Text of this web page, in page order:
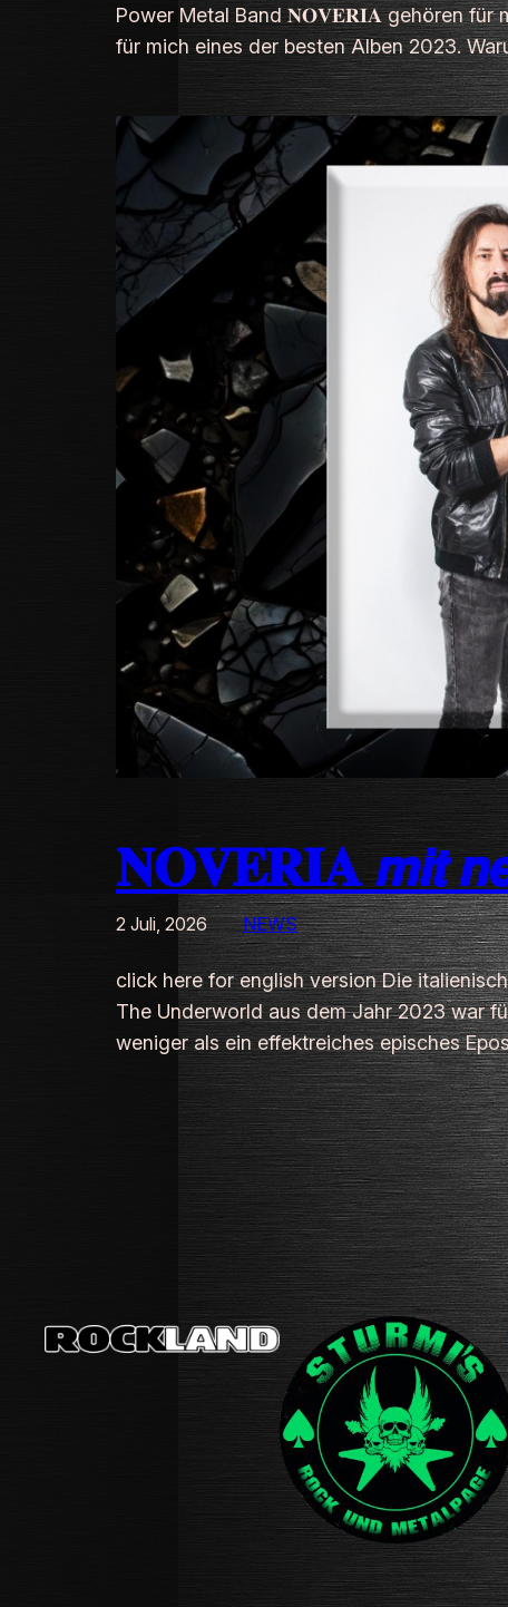
Power Metal Band 𝐍𝐎𝐕𝐄𝐑𝐈𝐀 gehören für
für mich eines der besten Alben 2023.
𝐍𝐎𝐕𝐄𝐑𝐈𝐀 𝙢𝙞𝙩
2 Juli, 2026 NEWS
click here for english version Die
The Underworld aus dem Jahr 2023 war
weniger als ein effektreiches episches